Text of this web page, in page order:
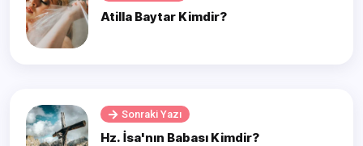
Atilla Baytar Kimdir?
Sonraki Yazı
Hz. İsa'nın Babası Kimdir?